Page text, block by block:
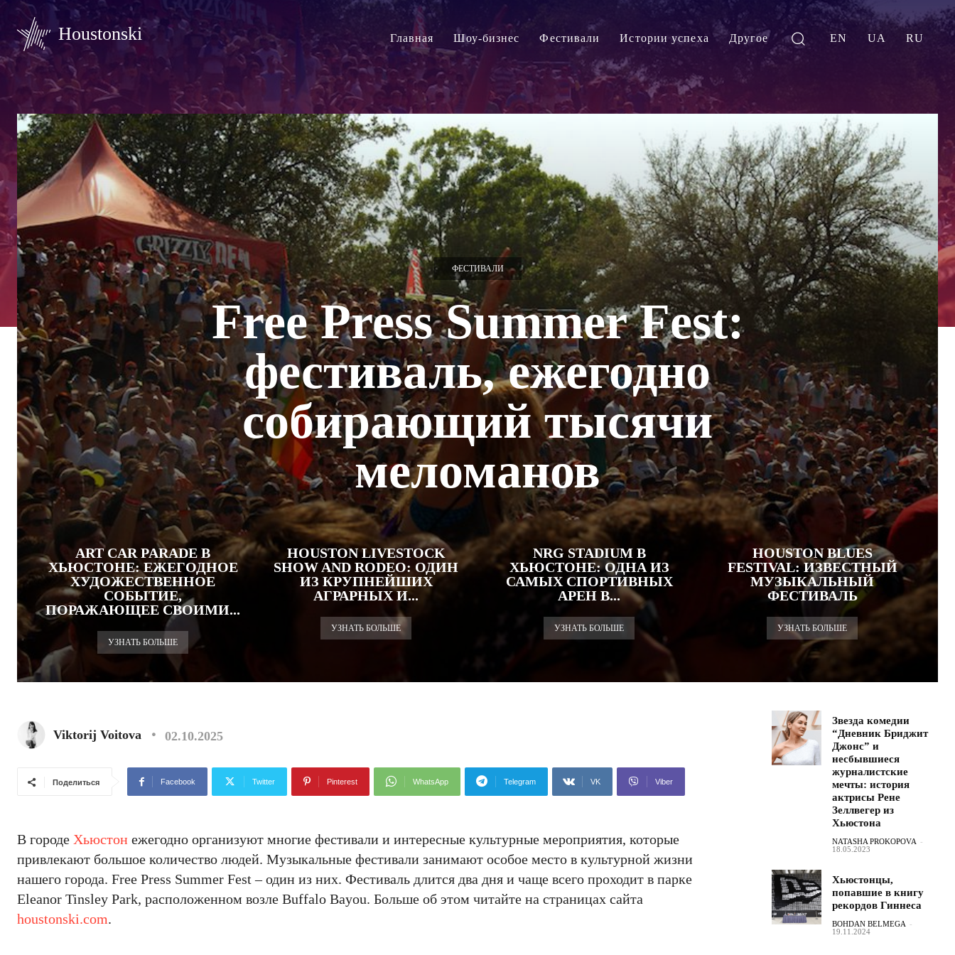
Houstonski Главная Шоу-бизнес Фестивали Истории успеха Другое EN UA RU
ФЕСТИВАЛИ
Free Press Summer Fest:
фестиваль, ежегодно
собирающий тысячи
меломанов
ART CAR PARADE В
ХЬЮСТОНЕ: ЕЖЕГОДНОЕ
ХУДОЖЕСТВЕННОЕ
СОБЫТИЕ,
ПОРАЖАЮЩЕЕ СВОИМИ...
УЗНАТЬ БОЛЬШЕ
HOUSTON LIVESTOCK
SHOW AND RODEO: ОДИН
ИЗ КРУПНЕЙШИХ
АГРАРНЫХ И...
УЗНАТЬ БОЛЬШЕ
NRG STADIUM В
ХЬЮСТОНЕ: ОДНА ИЗ
САМЫХ СПОРТИВНЫХ
АРЕН В...
УЗНАТЬ БОЛЬШЕ
HOUSTON BLUES
FESTIVAL: ИЗВЕСТНЫЙ
МУЗЫКАЛЬНЫЙ
ФЕСТИВАЛЬ
УЗНАТЬ БОЛЬШЕ
Viktorij Voitova 02.10.2025
Поделиться Facebook Twitter Pinterest WhatsApp Telegram VK Viber
В городе Хьюстон ежегодно организуют многие фестивали и интересные культурные мероприятия, которые
привлекают большое количество людей. Музыкальные фестивали занимают особое место в культурной жизни
нашего города. Free Press Summer Fest – один из них. Фестиваль длится два дня и чаще всего проходит в парке
Eleanor Tinsley Park, расположенном возле Buffalo Bayou. Больше об этом читайте на страницах сайта
houstonski.com.
Звезда комедии
“Дневник Бриджит
Джонс” и
несбывшиеся
журналистские
мечты: история
актрисы Рене
Зеллвегер из
Хьюстона
NATASHA PROKOPOVA -
18.05.2023
Хьюстонцы,
попавшие в книгу
рекордов Гиннеса
BOHDAN BELMEGA -
19.11.2024